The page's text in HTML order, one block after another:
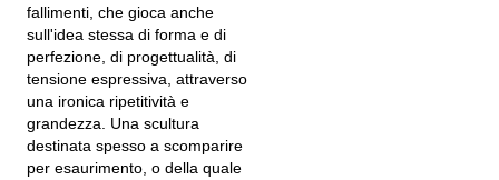
fallimenti, che gioca anche
sull'idea stessa di forma e di
perfezione, di progettualità, di
tensione espressiva, attraverso
una ironica ripetitività e
grandezza. Una scultura
destinata spesso a scomparire
per esaurimento, o della quale